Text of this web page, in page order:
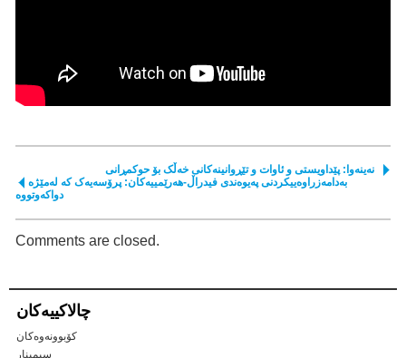
نەینەوا: پێداویستی و ئاوات و تێڕوانینەکانی خەڵک بۆ حوکمڕانی
بەدامەزراوەییکردنی پەیوەندی فیدراڵ-هەرێمییەکان: پرۆسەیەک کە لەمێژە
دواکەوتووە
Comments are closed.
چالاكییه‌كان
کۆبوونەوەکان
سیمینار